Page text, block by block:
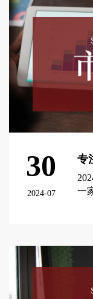
并
30
2024-07
专
一